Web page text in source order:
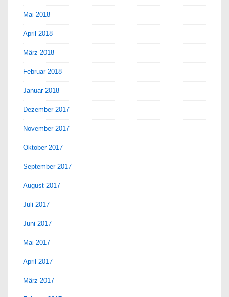
Mai 2018
April 2018
März 2018
Februar 2018
Januar 2018
Dezember 2017
November 2017
Oktober 2017
September 2017
August 2017
Juli 2017
Juni 2017
Mai 2017
April 2017
März 2017